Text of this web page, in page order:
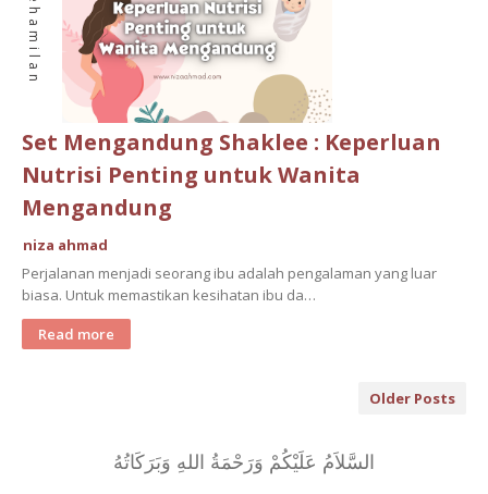
Kehamilan
Set Mengandung Shaklee : Keperluan
Nutrisi Penting untuk Wanita
Mengandung
niza ahmad
Perjalanan menjadi seorang ibu adalah pengalaman yang luar
biasa. Untuk memastikan kesihatan ibu da…
Read more
Older Posts
السَّلاَمُ عَلَيْكُمْ وَرَحْمَةُ اللهِ وَبَرَكَاتُهُ